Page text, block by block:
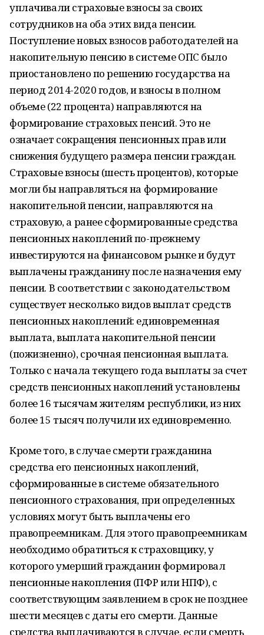
уплачивали страховые взносы за своих
сотрудников на оба этих вида пенсии.
Поступление новых взносов работодателей на
накопительную пенсию в системе ОПС было
приостановлено по решению государства на
период 2014-2020 годов, и взносы в полном
объеме (22 процента) направляются на
формирование страховых пенсий. Это не
означает сокращения пенсионных прав или
снижения будущего размера пенсии граждан.
Страховые взносы (шесть процентов), которые
могли бы направляться на формирование
накопительной пенсии, направляются на
страховую, а ранее сформированные средства
пенсионных накоплений по-прежнему
инвестируются на финансовом рынке и будут
выплачены гражданину после назначения ему
пенсии. В соответствии с законодательством
существует несколько видов выплат средств
пенсионных накоплений: единовременная
выплата, выплата накопительной пенсии
(пожизненно), срочная пенсионная выплата.
Только с начала текущего года выплаты за счет
средств пенсионных накоплений установлены
более 16 тысячам жителям республики, из них
более 15 тысяч получили их единовременно.
Кроме того, в случае смерти гражданина
средства его пенсионных накоплений,
сформированные в системе обязательного
пенсионного страхования, при определенных
условиях могут быть выплачены его
правопреемникам. Для этого правопреемникам
необходимо обратиться к страховщику, у
которого умерший гражданин формировал
пенсионные накопления (ПФР или НПФ), с
соответствующим заявлением в срок не позднее
шести месяцев с даты его смерти. Данные
средства выплачиваются в случае, если смерть